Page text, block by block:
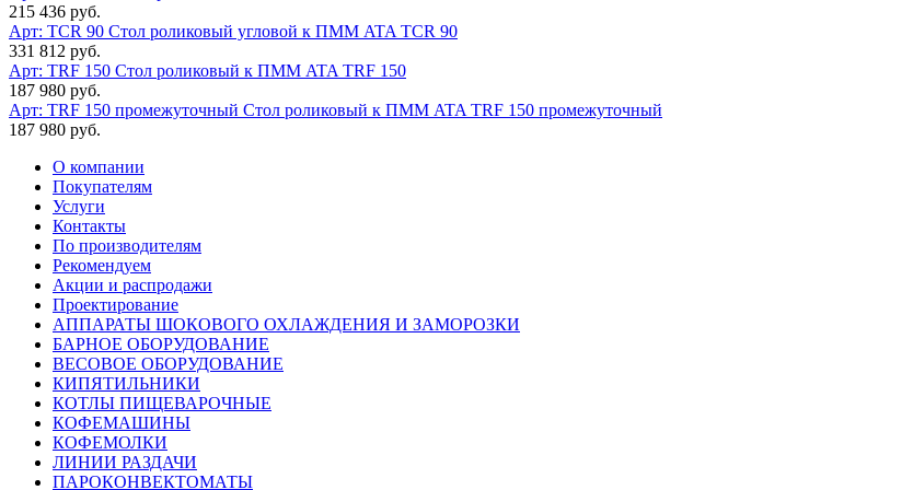
215 436 руб.
Арт: TCR 90 Стол роликовый угловой к ПММ ATA TCR 90
331 812 руб.
Арт: TRF 150 Стол роликовый к ПММ ATA TRF 150
187 980 руб.
Арт: TRF 150 промежуточный Стол роликовый к ПММ ATA TRF 150 промежуточный
187 980 руб.
О компании
Покупателям
Услуги
Контакты
По производителям
Рекомендуем
Акции и распродажи
Проектирование
АППАРАТЫ ШОКОВОГО ОХЛАЖДЕНИЯ И ЗАМОРОЗКИ
БАРНОЕ ОБОРУДОВАНИЕ
ВЕСОВОЕ ОБОРУДОВАНИЕ
КИПЯТИЛЬНИКИ
КОТЛЫ ПИЩЕВАРОЧНЫЕ
КОФЕМАШИНЫ
КОФЕМОЛКИ
ЛИНИИ РАЗДАЧИ
ПАРОКОНВЕКТОМАТЫ